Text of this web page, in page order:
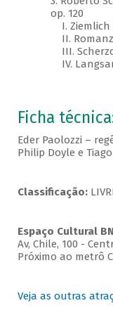
op. 120
I. Ziemlich
II.
III.
IV.
Ficha
Eder Paolozzi –
Philip Doyle e
Classificação:
Espaço Cultural
Av, Chile, 100 -
Próximo ao metrô
Veja as outras